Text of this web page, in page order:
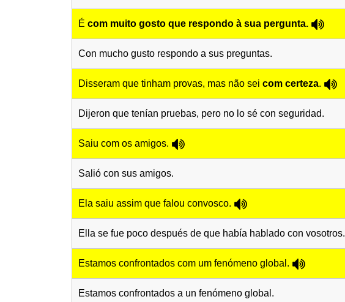
É com muito gosto que respondo à sua pergunta.
Con mucho gusto respondo a sus preguntas.
Disseram que tinham provas, mas não sei com certeza.
Dijeron que tenían pruebas, pero no lo sé con seguridad.
Saiu com os amigos.
Salió con sus amigos.
Ela saiu assim que falou convosco.
Ella se fue poco después de que había hablado con vosotros.
Estamos confrontados com um fenómeno global.
Estamos confrontados a un fenómeno global.